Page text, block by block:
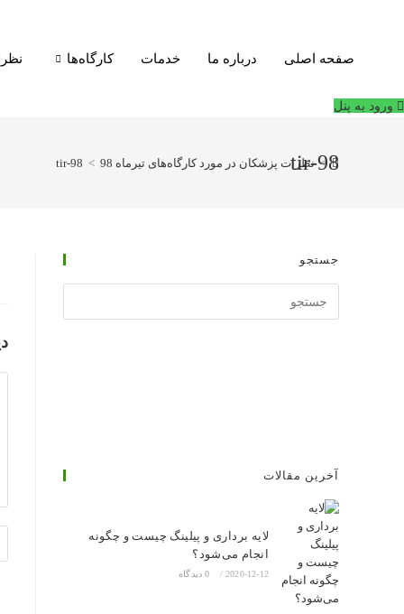
صفحه اصلی درباره ما خدمات کارگاه‌ها
ورود به پنل
tir-98
> نظرات پزشکان در مورد کارگاه‌های تیرماه 98 >
tir-98
جستجو
وبسایت
آخرین مقالات
لایه برداری و پیلینگ چیست و چگونه
انجام می‌شود؟
2020-12-12
/ 0 دیدگاه